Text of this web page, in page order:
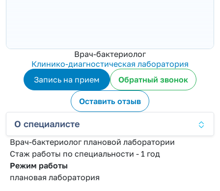
Врач-бактериолог
Клинико-диагностическая лаборатория
Запись на прием
Обратный звонок
Оставить отзыв
О специалисте
Врач-бактериолог плановой лаборатории
Стаж работы по специальности - 1 год
Режим работы
плановая лаборатория